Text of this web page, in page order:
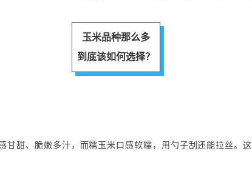
玉米品种那么多
到底该如何选择？
甘甜、脆嫩多汁，而糯玉米口感软糯，用勺子刮还能拉丝。